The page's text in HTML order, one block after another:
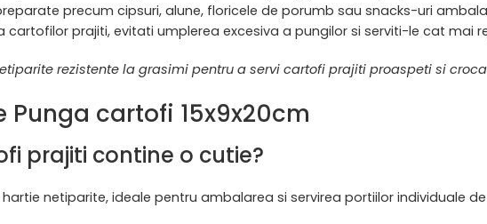
precum cipsuri, alune, floricele de porumb sau snacks-uri
cartofilor prajiti, evitati umplerea excesiva a pungilor si serviti-le cat mai
rezistente la grasimi pentru a servi cartofi prajiti proaspeti si
cartofi 15x9x20cm
prajiti contine o cutie?
netiparite, ideale pentru ambalarea si servirea portiilor individuale